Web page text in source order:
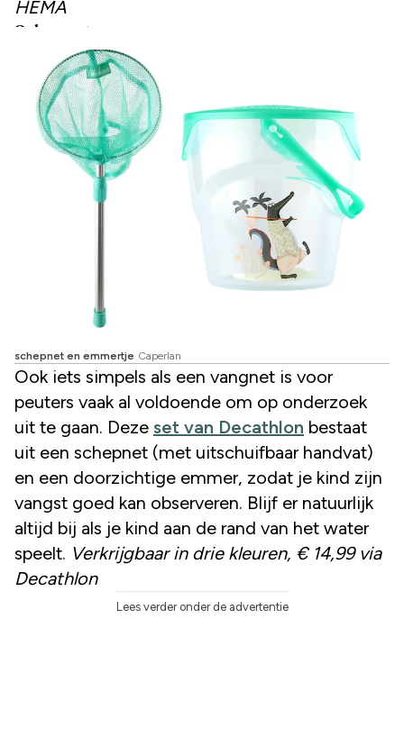
HEMA
Schepnet en emmer
schepnet en emmertje Caperlan
Ook iets simpels als een vangnet is voor
peuters vaak al voldoende om op onderzoek
uit te gaan. Deze set van Decathlon bestaat
uit een schepnet (met uitschuifbaar handvat)
en een doorzichtige emmer, zodat je kind zijn
vangst goed kan observeren. Blijf er natuurlijk
altijd bij als je kind aan de rand van het water
speelt. Verkrijgbaar in drie kleuren, € 14,99 via
Decathlon
Lees verder onder de advertentie